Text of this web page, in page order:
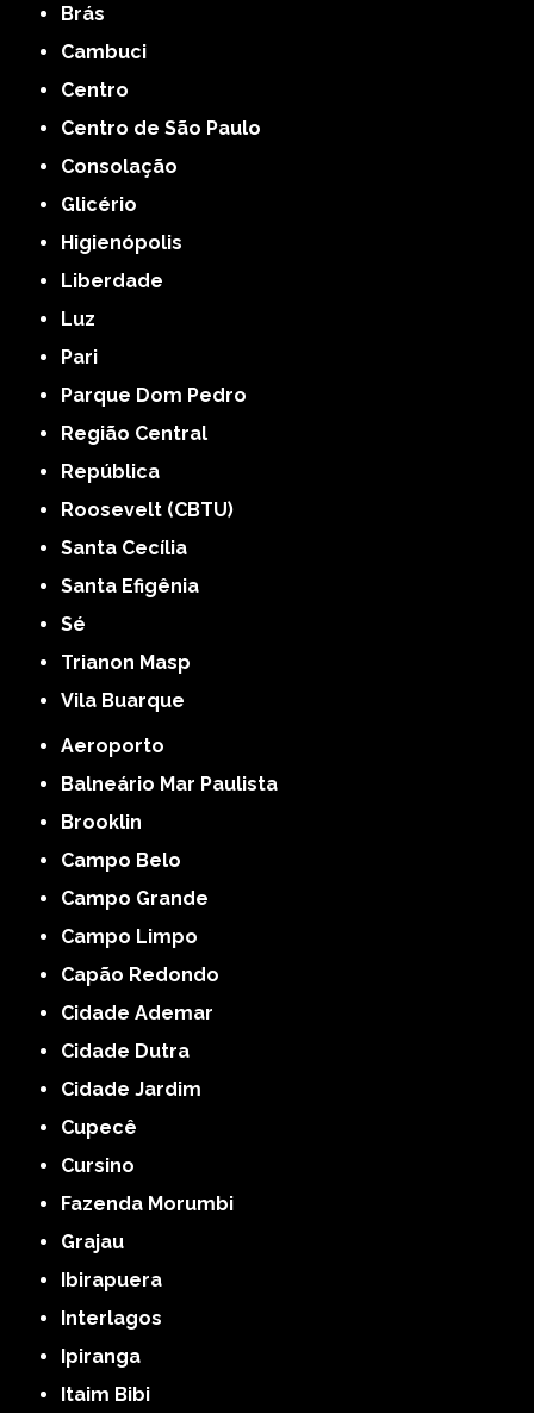
Brás
Cambuci
Centro
Centro de São Paulo
Consolação
Glicério
Higienópolis
Liberdade
Luz
Pari
Parque Dom Pedro
Região Central
República
Roosevelt (CBTU)
Santa Cecília
Santa Efigênia
Sé
Trianon Masp
Vila Buarque
Aeroporto
Balneário Mar Paulista
Brooklin
Campo Belo
Campo Grande
Campo Limpo
Capão Redondo
Cidade Ademar
Cidade Dutra
Cidade Jardim
Cupecê
Cursino
Fazenda Morumbi
Grajau
Ibirapuera
Interlagos
Ipiranga
Itaim Bibi